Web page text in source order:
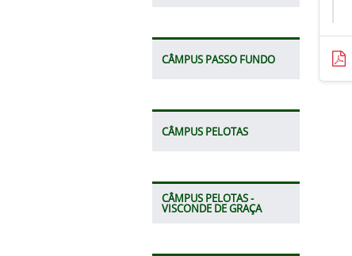
CÂMPUS PASSO FUNDO
CÂMPUS PELOTAS
CÂMPUS PELOTAS -
VISCONDE DE GRAÇA